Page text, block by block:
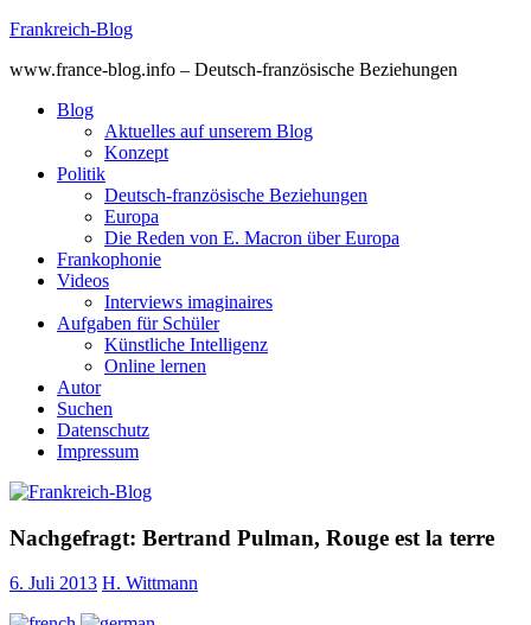
Skip
content
Frankreich-Blog
www.france-blog.info – Deutsch-französische Beziehungen
Blog
Aktuelles auf unserem Blog
Konzept
Politik
Deutsch-französische Beziehungen
Europa
Die Reden von E. Macron über Europa
Frankophonie
Videos
Interviews imaginaires
Aufgaben für Schüler
Künstliche Intelligenz
Online lernen
Autor
Suchen
Datenschutz
Impressum
Nachgefragt: Bertrand Pulman, Rouge est la terre
6. Juli 2013 H. Wittmann